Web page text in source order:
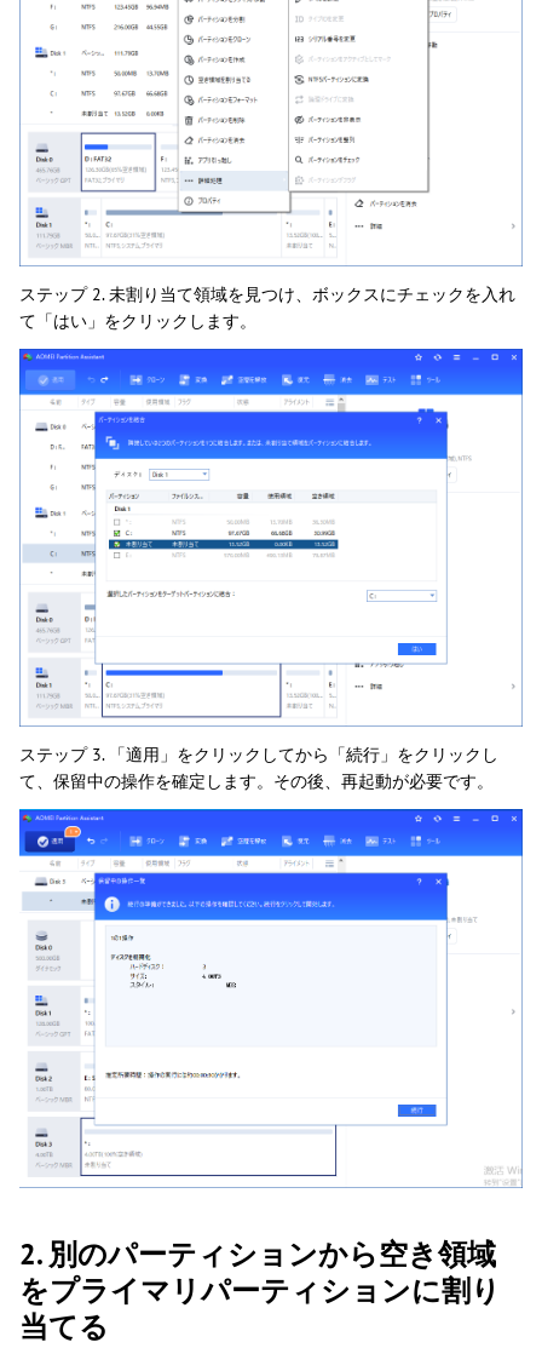
ステップ 2. 未割り当て領域を見つけ、ボックスにチェックを入れ
て「はい」をクリックします。
ステップ 3. 「適用」をクリックしてから「続行」をクリックし
て、保留中の操作を確定します。その後、再起動が必要です。
2. 別のパーティションから空き領域
をプライマリパーティションに割り
当てる